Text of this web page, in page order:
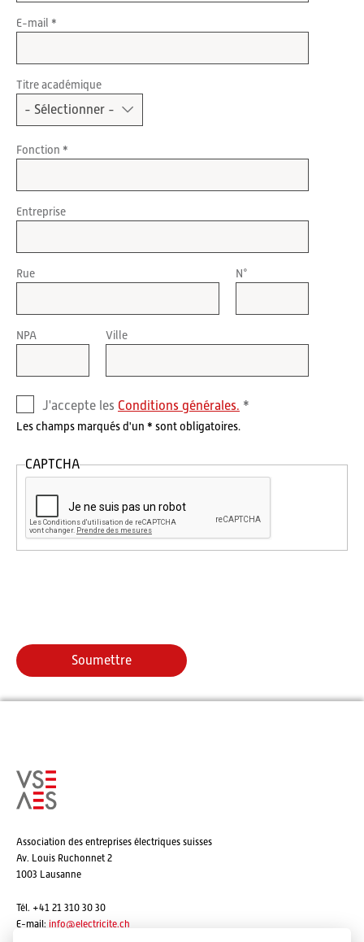
E-mail
Titre académique
Fonction
Entreprise
Rue N°
NPA Ville
J'accepte les Conditions générales.
Les champs marqués d'un * sont obligatoires.
CAPTCHA
Association des entreprises électriques suisses
Av. Louis Ruchonnet 2
1003 Lausanne
Tél. +41 21 310 30 30
E-mail: info@electricite.ch